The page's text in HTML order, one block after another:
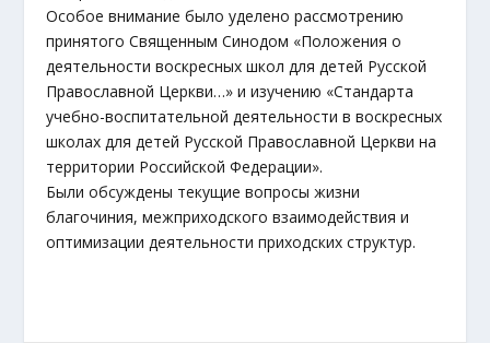
Особое внимание было уделено рассмотрению
принятого Священным Синодом «Положения о
деятельности воскресных школ для детей Русской
Православной Церкви…» и изучению «Стандарта
учебно-воспитательной деятельности в воскресных
школах для детей Русской Православной Церкви на
территории Российской Федерации».
Были обсуждены текущие вопросы жизни
благочиния, межприходского взаимодействия и
оптимизации деятельности приходских структур.